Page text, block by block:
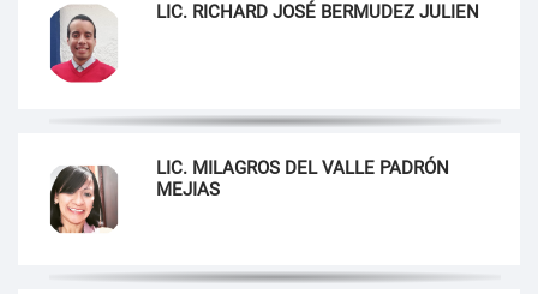
LIC. RICHARD JOSÉ BERMUDEZ JULIEN
LIC. MILAGROS DEL VALLE PADRÓN
MEJIAS